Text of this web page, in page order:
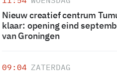
Nieuw creatief centrum
klaar: opening eind
van Groningen
09:04 ZATERDAG